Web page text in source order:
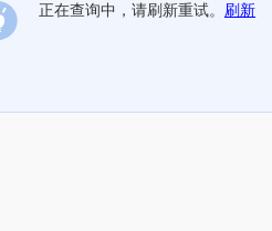
正在查询中，请刷新重试。 刷新